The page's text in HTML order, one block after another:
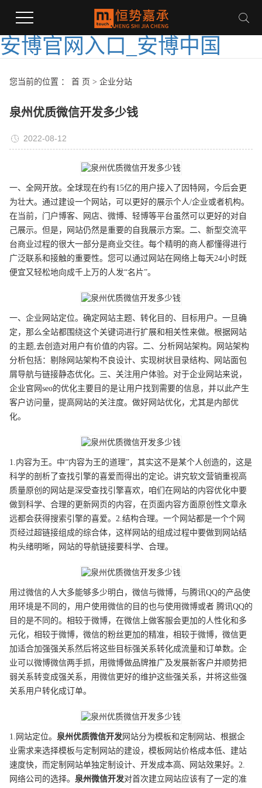
安博官网入口_安博中国
您当前的位置 ： 首 页 > 企业分站
泉州优质微信开发多少钱
2022-08-12
一、全网开放。全球现在约有15亿的用户接入了因特网，今后会更
为壮大。通过建设一个网站，可以更好的展示个人/企业或者机构。
在当前，门户博客、网店、微博、轻博等平台虽然可以更好的对自
己展示。但是，网站仍然是重要的自我展示方案。二、新型交流平
台商业过程的很大一部分是商业交往。每个精明的商人都懂得进行
广泛联系和接触的重要性。您可以通过网站在网络上每天24小时既
便宜又轻松地向成千上万的人发“名片”。
一、企业网站定位。确定网站主题、转化目的、目标用户。一旦确
定，那么全站都围绕这个关键词进行扩展和相关性来做。根据网站
的主题,去创造对用户有价值的内容。二、分析网站架构。网站架构
分析包括：剔除网站架构不良设计、实现树状目录结构、网站面包
屑导航与链接静态优化。三、关注用户体验。对于企业网站来说，
企业官网seo的优化主要目的是让用户找到需要的信息，并以此产生
客户访问量，提高网站的关注度。做好网站优化，尤其是内部优
化。
1.内容为王。中“内容为王的道理”，其实这不是某个人创造的，这是
科学的剖析了查找引擎的喜爱而得出的定论。讲究软文营销重视高
质量原创的网站是深受查找引擎喜欢，咱们在网站的内容优化中要
做到科学、合理的更新网页的内容，在页面内容方面原创性文章永
远都会获得搜索引擎的喜爱。2.结构合理。一个网站都是一个个网
页经过超链接组成的综合体，这样网站的组成过程中要做到网站结
构头绪明晰，网站的导航链接要科学、合理。
用过微信的人大多能够多少明白，微信与微博，与腾讯QQ的产品使
用环境是不同的，用户使用微信的目的也与使用微博或者 腾讯QQ的
目的是不同的。相较于微博，在微信上做客服会更加的人性化和多
元化，相较于微博，微信的粉丝更加的精准，相较于微博，微信更
加适合加强强关系然后将这些目标强关系转化成流量和订单数。企
业可以微博微信两手抓，用微博做品牌推广及发展新客户并顺势把
弱关系转变成强关系，用微信更好的维护这些强关系，并将这些强
关系用户转化成订单。
1.网站定位。 泉州优质微信开发网站分为模板和定制网站、根据企
业需求来选择模板与定制网站的建设，模板网站价格成本低、建站
速度快，而定制网站单独定制设计、开发成本高、网站效果好。2.
网络公司的选择。 泉州微信开发对首次建立网站应该有了一定的准